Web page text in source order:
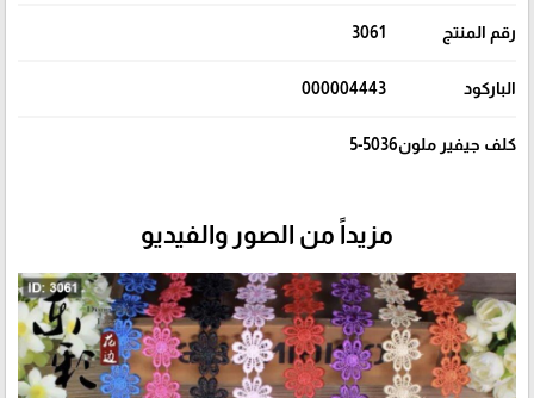
رقم المنتج 3061
الباركود 000004443
كلف جيفير ملون5036-5
مزيداً من الصور والفيديو